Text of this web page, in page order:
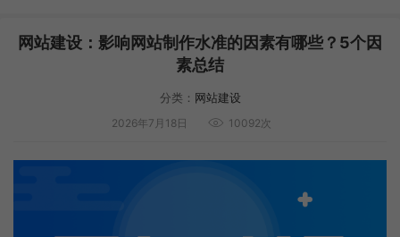
网站建设：影响网站制作水准的因素有哪些？5个因
素总结
分类： 网站建设
2026年7月18日 10092次